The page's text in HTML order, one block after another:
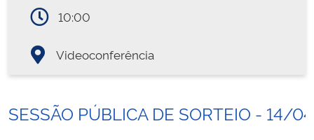
10:00
Videoconferência
SESSÃO PÚBLICA DE SORTEIO - 14/